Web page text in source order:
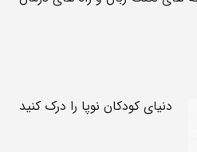
دنیای کودکان نوپا را درک کنید